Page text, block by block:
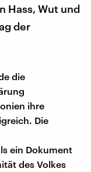
Hass, Wut und
der
die
ihre
Die
ein Dokument
des Volkes